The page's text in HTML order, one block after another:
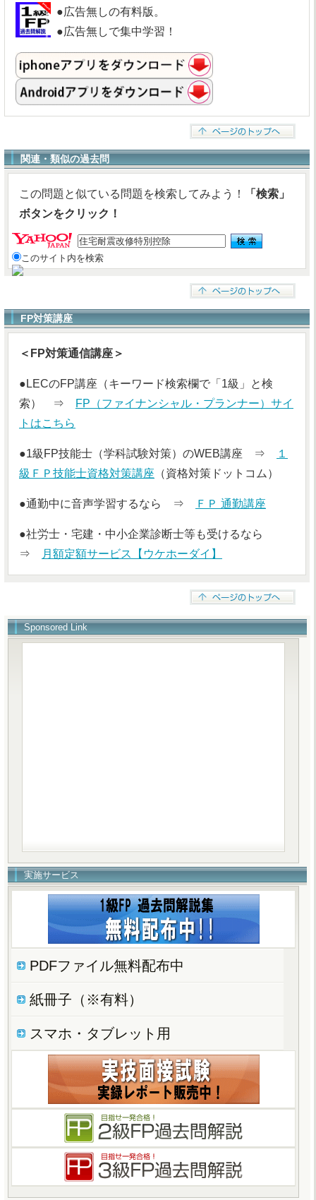
●広告無しの有料版。
●広告無しで集中学習！
関連・類似の過去問
この問題と似ている問題を検索してみよう！
「検索」
ボタンをクリック！
このサイト内を検索
FP対策講座
＜FP対策通信講座＞
●LECのFP講座（キーワード検索欄で「1級」と検
索） ⇒
FP（ファイナンシャル・プランナー）サイ
トはこちら
●1級FP技能士（学科試験対策）のWEB講座 ⇒
１
級ＦＰ技能士資格対策講座 （資格対策ドットコム）
●通勤中に音声学習するなら ⇒ ＦＰ 通勤講座
●社労士・宅建・中小企業診断士等も受けるなら
⇒
月額定額サービス【ウケホーダイ】
Sponsored Link
実施サービス
PDFファイル無料配布中
紙冊子（※有料）
スマホ・タブレット用